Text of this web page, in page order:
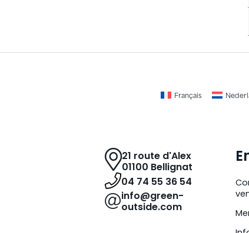
Français
21 route d'Alex
01100 Bellignat
04 74 55 36 54
info@green-
outside.com